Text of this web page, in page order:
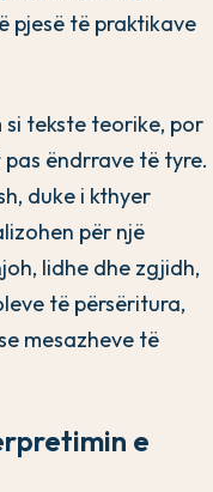
pjesë të praktikave
si tekste teorike, por
ëndrrave të tyre.
duke i kthyer
për një
lidhe dhe zgjidh,
të përsëritura,
mesazheve të
e